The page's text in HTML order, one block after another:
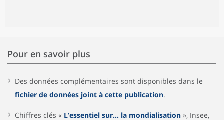
Pour en savoir plus
Des données complémentaires sont disponibles dans le
fichier de données joint à cette publication.
Chiffres clés « L’essentiel sur... la mondialisation », Insee,